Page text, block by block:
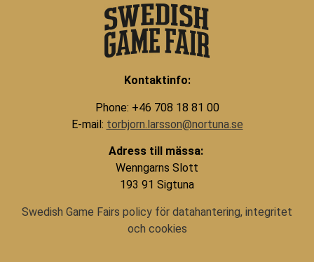
Kontaktinfo:
Phone: +46 708 18 81 00
E-mail: torbjorn.larsson@nortuna.se
Adress till mässa:
Wenngarns Slott
193 91 Sigtuna
Swedish Game Fairs policy för datahantering, integritet
och cookies